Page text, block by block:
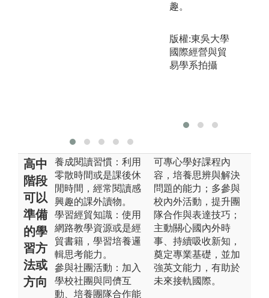
趣。
版權:東吳大學
國際經營與貿
易學系拍攝
高中
階段
可以
準備
的學
習方
法或
方向
養成閱讀習慣：利用
零散時間或是課後休
閒時間，經常閱讀感
興趣的課外讀物。
學習經貿知識：使用
網路教學資源或是經
貿書籍，學習培養邏
輯思考能力。
參與社團活動：加入
學校社團與同儕互
動、培養團隊合作能
可專心學好課程內
容，培養思辨與解決
問題的能力；多參與
校內外活動，提升團
隊合作與表達技巧；
主動關心國內外時
事、持續吸收新知，
奠定專業基礎，並加
強英文能力，有助於
未來接軌國際。